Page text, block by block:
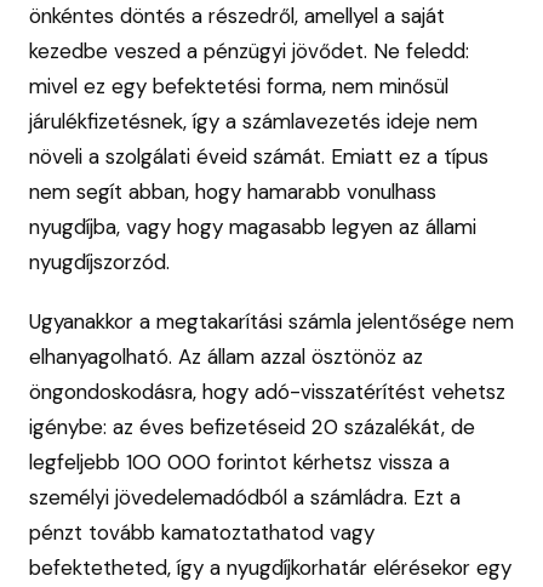
önkéntes döntés a részedről, amellyel a saját
kezedbe veszed a pénzügyi jövődet. Ne feledd:
mivel ez egy befektetési forma, nem minősül
járulékfizetésnek, így a számlavezetés ideje nem
növeli a szolgálati éveid számát. Emiatt ez a típus
nem segít abban, hogy hamarabb vonulhass
nyugdíjba, vagy hogy magasabb legyen az állami
nyugdíjszorzód.
Ugyanakkor a megtakarítási számla jelentősége nem
elhanyagolható. Az állam azzal ösztönöz az
öngondoskodásra, hogy adó-visszatérítést vehetsz
igénybe: az éves befizetéseid 20 százalékát, de
legfeljebb 100 000 forintot kérhetsz vissza a
személyi jövedelemadódból a számládra. Ezt a
pénzt tovább kamatoztathatod vagy
befektetheted, így a nyugdíjkorhatár elérésekor egy